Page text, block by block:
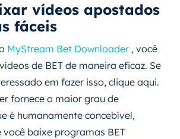
vídeos apostados
fáceis
MyStream Bet Downloader , você
de BET de maneira eficaz. Se
em fazer isso, clique aqui.
fornece o maior grau de
é humanamente concebível,
baixe programas BET